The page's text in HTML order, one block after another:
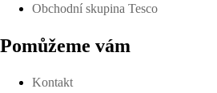
Obchodní skupina Tesco
Pomůžeme vám
Kontakt